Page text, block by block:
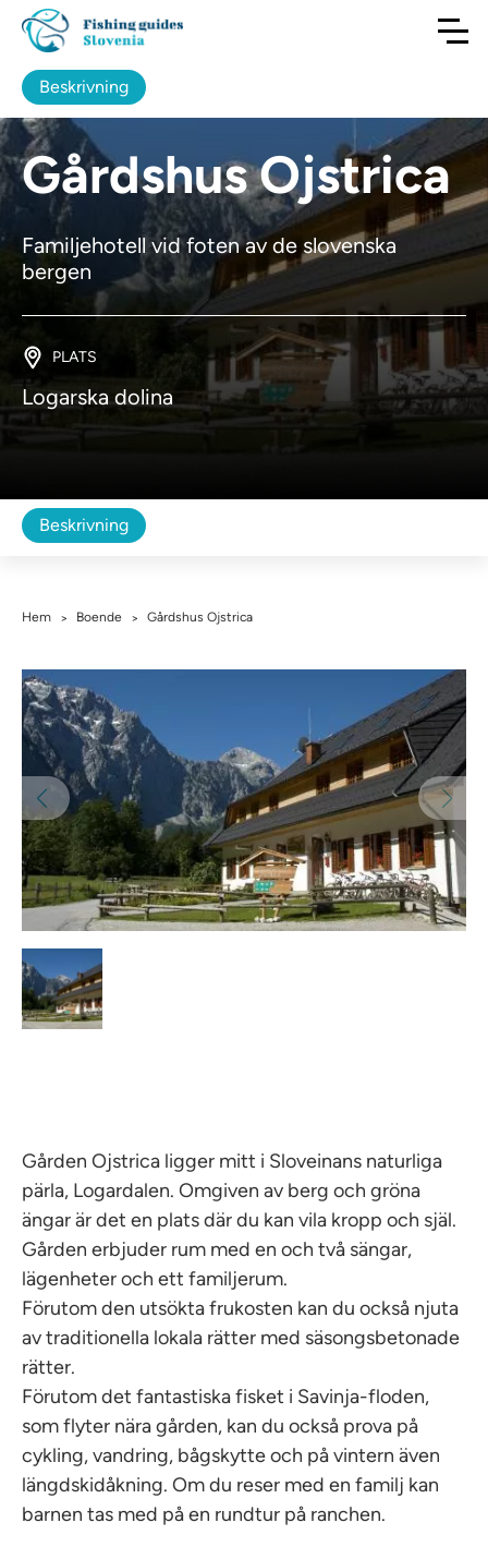
Gårdshus Ojstrica
Familjehotell vid foten av de slovenska
bergen
PLATS
Logarska dolina
Beskrivning
Beskrivning
Hem > Boende > Gårdshus Ojstrica
Gården Ojstrica ligger mitt i Sloveinans naturliga
pärla, Logardalen. Omgiven av berg och gröna
ängar är det en plats där du kan vila kropp och själ.
Gården erbjuder rum med en och två sängar,
lägenheter och ett familjerum.
Förutom den utsökta frukosten kan du också njuta
av traditionella lokala rätter med säsongsbetonade
rätter.
Förutom det fantastiska fisket i Savinja-floden,
som flyter nära gården, kan du också prova på
cykling, vandring, bågskytte och på vintern även
längdskidåkning. Om du reser med en familj kan
barnen tas med på en rundtur på ranchen.